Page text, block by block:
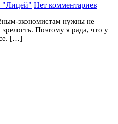
"Лицей" Нет комментариев
экономистам нужны не
Поэтому я рада, что у
[…]